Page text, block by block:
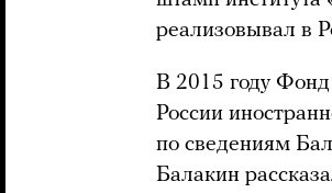
реализовывал в
В 2015 году
России
по сведениям
Балакин